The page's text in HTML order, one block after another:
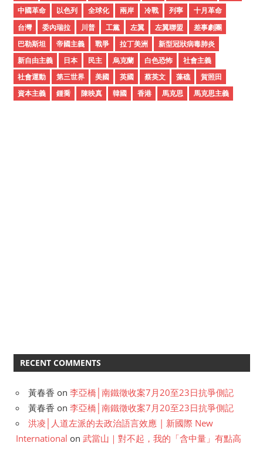
v
e
s
中國革命
以色列 全球化 兩岸 冷戰 列寧
十月革命
台灣
委內瑞拉 川普 工黨 左翼 左翼聯盟
差事劇團
巴勒斯坦
帝國主義 戰爭 拉丁美洲
新型冠狀病毒肺炎
新自由主義
日本 民主 烏克蘭 白色恐怖
社會主義
社會運動
第三世界 美國 英國 蔡英文 藻礁
賀照田
資本主義
鍾喬 陳映真 韓國 香港 馬克思 馬克思主義
RECENT COMMENTS
黃春香 on 李亞橋│南鐵徵收案7月20至23日抗爭側記
黃春香 on 李亞橋│南鐵徵收案7月20至23日抗爭側記
洪凌│人道左派的去政治語言效應 | 新國際 New
International on 武當山｜對不起，我的「含中量」有點高